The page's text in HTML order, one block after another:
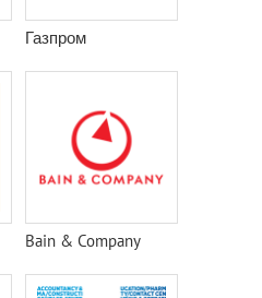
Газпром
Bain & Company